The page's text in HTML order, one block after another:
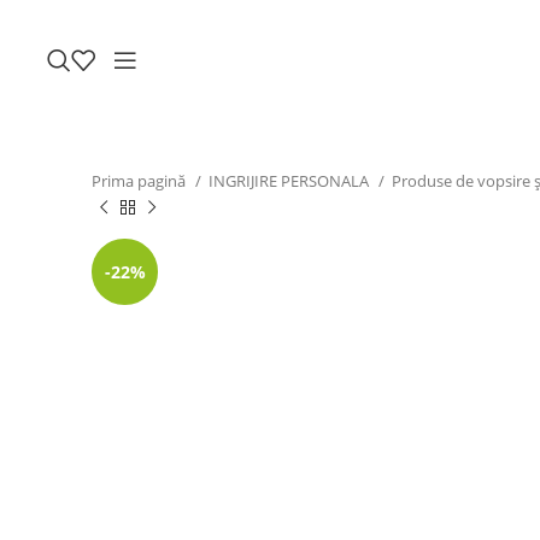
Prima pagină INGRIJIRE PERSONALA Produse de vopsire
-22%